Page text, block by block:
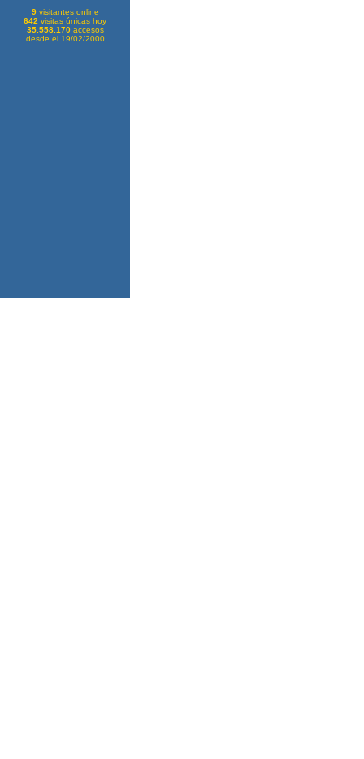
9visitantes online
642 visitas únicas hoy
35.558.170accesos
desde el 19/02/2000